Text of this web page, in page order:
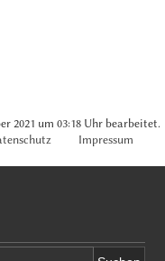
2021 um 03:18 Uhr bearbeitet.
Impressum